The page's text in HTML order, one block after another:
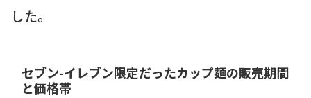
した。
セブン-イレブン限定だったカップ麺の販売期間
と価格帯